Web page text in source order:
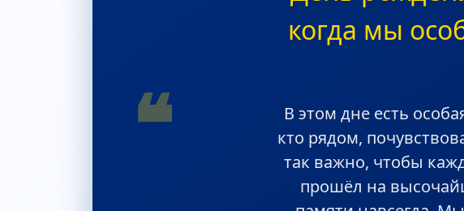
❝
когда мы
В этом дне есть
кто рядом,
так важно, чтобы
прошёл на